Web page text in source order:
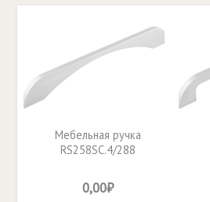
Мебельная ручка
RS258SC.4/288
0,00₽